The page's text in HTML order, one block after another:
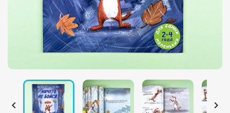
 